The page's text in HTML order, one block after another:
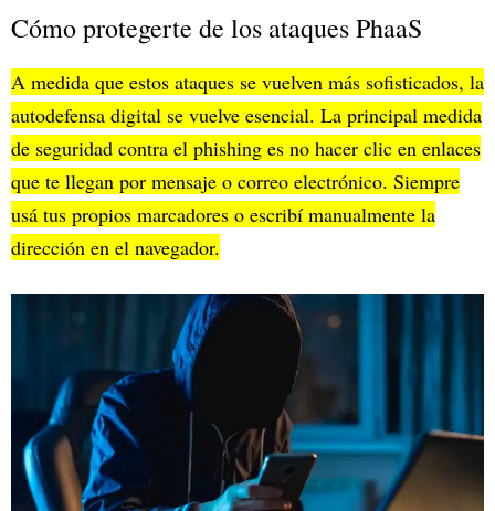
Cómo protegerte de los ataques PhaaS
A medida que estos ataques se vuelven más sofisticados, la
autodefensa digital se vuelve esencial. La principal medida
de seguridad contra el phishing es no hacer clic en enlaces
que te llegan por mensaje o correo electrónico. Siempre
usá tus propios marcadores o escribí manualmente la
dirección en el navegador.